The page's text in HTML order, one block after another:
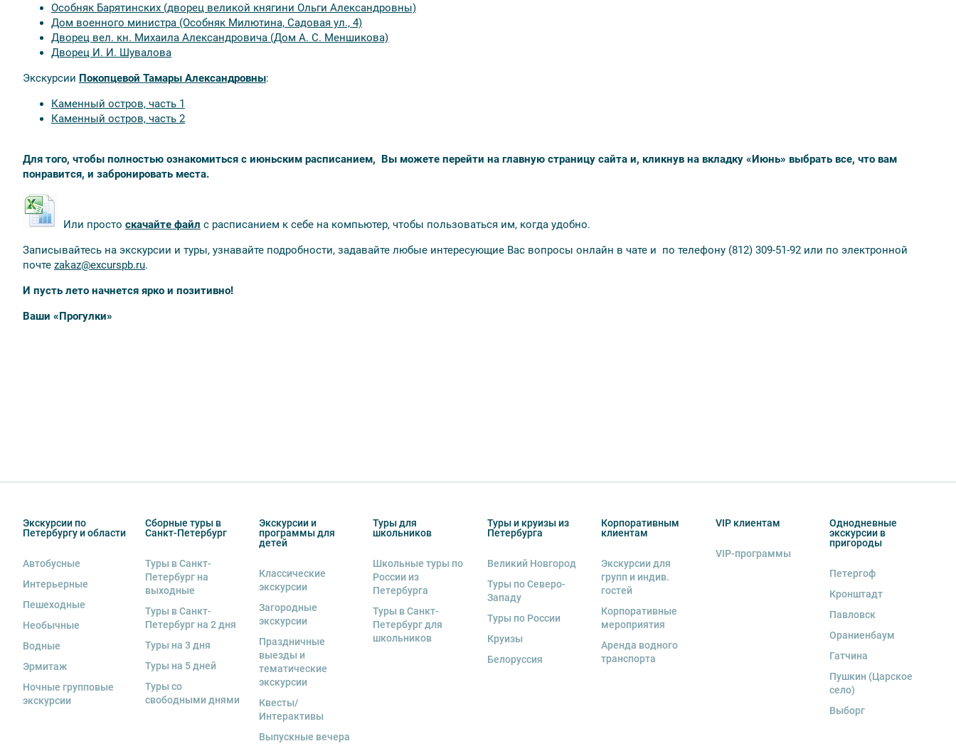
Особняк Барятинских (дворец великой княгини Ольги Александровны)
Дом военного министра (Особняк Милютина, Садовая ул., 4)
Дворец вел. кн. Михаила Александровича (Дом А. С. Меншикова)
Дворец И. И. Шувалова
Экскурсии Покопцевой Тамары Александровны:
Каменный остров, часть 1
Каменный остров, часть 2
Для того, чтобы полностью ознакомиться с июньским расписанием, Вы можете перейти на главную страницу сайта и, кликнув на вкладку «Июнь» выбрать все, что вам
понравится, и забронировать места.
Или просто скачайте файл с расписанием к себе на компьютер, чтобы пользоваться им, когда удобно.
Записывайтесь на экскурсии и туры, узнавайте подробности, задавайте любые интересующие Вас вопросы онлайн в чате и по телефону (812) 309-51-92 или по электронной
почте zakaz@excurspb.ru.
И пусть лето начнется ярко и позитивно!
Ваши «Прогулки»
Экскурсии по
Петербургу и области
Автобусные
Интерьерные
Пешеходные
Необычные
Водные
Эрмитаж
Ночные групповые
экскурсии
Сборные туры в
Санкт-Петербург
Туры в Санкт-
Петербург на
выходные
Туры в Санкт-
Петербург на 2 дня
Туры на 3 дня
Туры на 5 дней
Туры со
свободными днями
Экскурсии и
программы для
детей
Классические
экскурсии
Загородные
экскурсии
Праздничные
выезды и
тематические
экскурсии
Квесты/
Интерактивы
Выпускные вечера
Туры для
школьников
Школьные туры по
России из
Петербурга
Туры в Санкт-
Петербург для
школьников
Туры и круизы из
Петербурга
Великий Новгород
Туры по Северо-
Западу
Туры по России
Круизы
Белоруссия
Корпоративным
клиентам
Экскурсии для
групп и индив.
гостей
Корпоративные
мероприятия
Аренда водного
транспорта
VIP клиентам
VIP-программы
Однодневные
экскурсии в
пригороды
Петергоф
Кронштадт
Павловск
Ораниенбаум
Гатчина
Пушкин (Царское
село)
Выборг